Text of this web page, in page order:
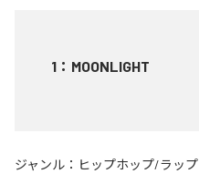
1 ： MOONLIGHT
ジャンル： ヒップホップ/ラップ